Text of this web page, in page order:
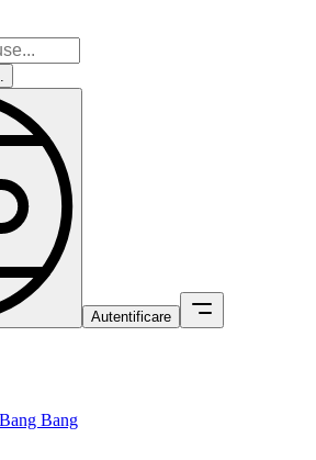
Autentificare
Bang